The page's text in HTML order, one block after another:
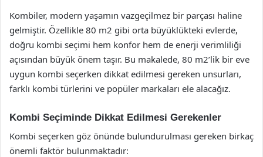
Kombiler, modern yaşamın vazgeçilmez bir parçası haline
gelmiştir. Özellikle 80 m2 gibi orta büyüklükteki evlerde,
doğru kombi seçimi hem konfor hem de enerji verimliliği
açısından büyük önem taşır. Bu makalede, 80 m2’lik bir eve
uygun kombi seçerken dikkat edilmesi gereken unsurları,
farklı kombi türlerini ve popüler markaları ele alacağız.
Kombi Seçiminde Dikkat Edilmesi Gerekenler
Kombi seçerken göz önünde bulundurulması gereken birkaç
önemli faktör bulunmaktadır: